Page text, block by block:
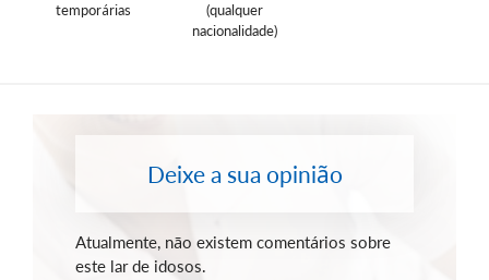
temporárias
(qualquer
nacionalidade)
Deixe a sua opinião
Atualmente, não existem comentários sobre
este lar de idosos.